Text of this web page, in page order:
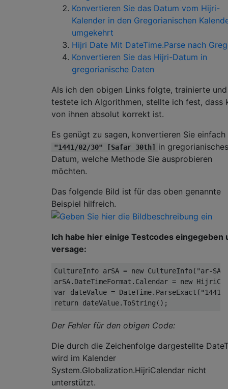
Konvertieren Sie das Datum vom Hijri-
Kalender in den Gregorianischen
umgekehrt
Hijri Date Mit DateTime.Parse nach
Konvertieren Sie das Hijri-Datum in
gregorianische Daten
Als ich den obigen Links folgte, trainierte und
testete ich Algorithmen, stellte ich fest, dass
von ihnen absolut korrekt ist.
Es genügt zu sagen, konvertieren Sie einfach
"1441/02/30" [Safar 30th] in gregorianisches
Datum, welche Methode Sie ausprobieren
möchten.
Das folgende Bild ist für das oben genannte
Beispiel hilfreich.
Ich habe hier einige Testcodes eingegeben
versage:
CultureInfo arSA = new CultureInfo( "ar-SA"
arSA. DateTimeFormat . Calendar = new
var dateValue = DateTime. ParseExact ( "1441/
return dateValue.ToString ();
Der Fehler für den obigen Code:
Die durch die Zeichenfolge dargestellte
wird im Kalender
System.Globalization.HijriCalendar nicht
unterstützt.